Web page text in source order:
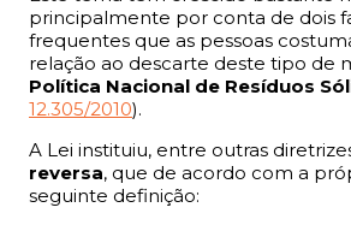
principalmente por conta de dois
frequentes que as pessoas
relação ao descarte deste tipo de
Política Nacional de Resíduos
12.305/2010).
A Lei instituiu, entre outras
reversa, que de acordo com a
seguinte definição: